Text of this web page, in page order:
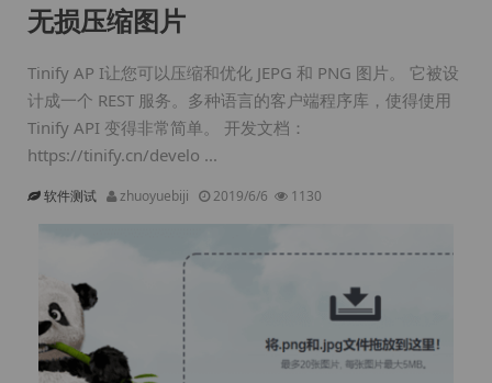
无损压缩图片
Tinify AP I让您可以压缩和优化 JEPG 和 PNG 图片。 它被设
计成一个 REST 服务。多种语言的客户端程序库，使得使用
Tinify API 变得非常简单。 开发文档：
https://tinify.cn/develo ...
软件测试 zhuoyuebiji 2019/6/6 1130